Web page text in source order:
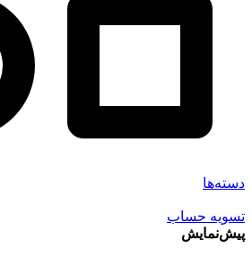
دسته‌ها
تسویه حساب
پیش‌نمایش